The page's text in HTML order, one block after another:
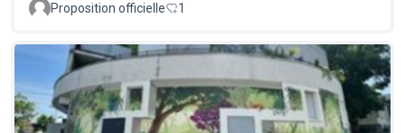
Proposition officielle
1